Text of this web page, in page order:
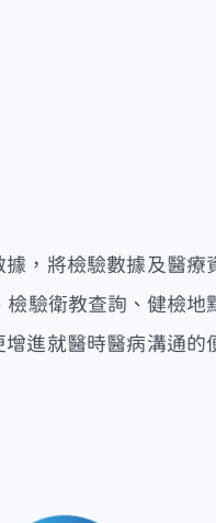
，將檢驗數據及醫療
檢驗衛教查詢、健檢地
進就醫時醫病溝通的